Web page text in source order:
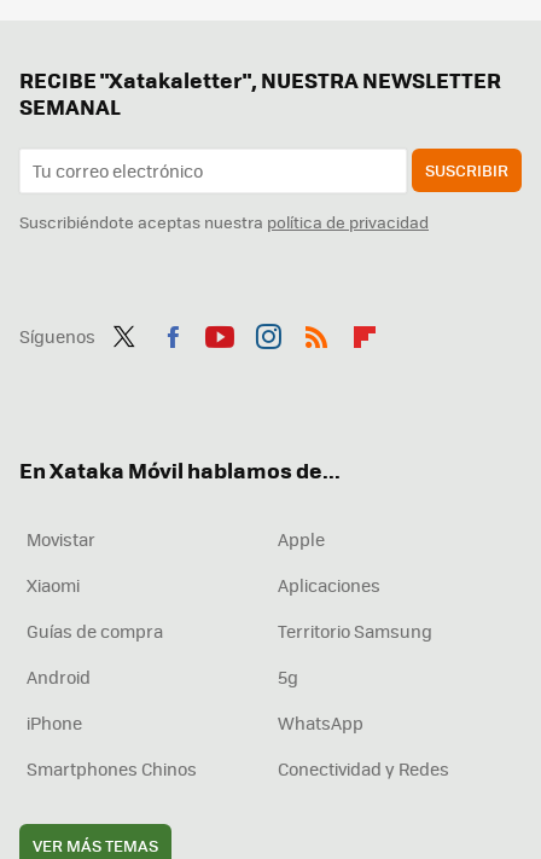
RECIBE "Xatakaletter", NUESTRA NEWSLETTER
SEMANAL
SUSCRIBIR
Suscribiéndote aceptas nuestra política de privacidad
Síguenos
En Xataka Móvil hablamos de...
Movistar
Apple
Xiaomi
Aplicaciones
Guías de compra
Territorio Samsung
Android
5g
iPhone
WhatsApp
Smartphones Chinos
Conectividad y Redes
VER MÁS TEMAS